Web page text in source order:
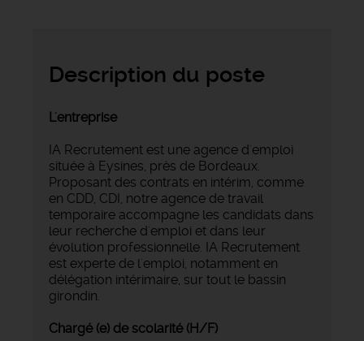
Description du poste
L'entreprise
IA Recrutement est une agence d'emploi
située à Eysines, près de Bordeaux.
Proposant des contrats en intérim, comme
en CDD, CDI, notre agence de travail
temporaire accompagne les candidats dans
leur recherche d'emploi et dans leur
évolution professionnelle. IA Recrutement
est experte de l'emploi, notamment en
délégation intérimaire, sur tout le bassin
girondin.
Chargé (e) de scolarité (H/F)